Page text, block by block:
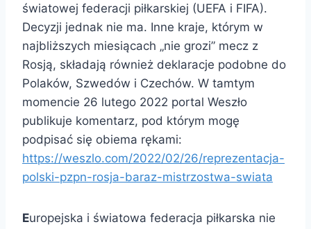
światowej federacji piłkarskiej (UEFA i FIFA).
Decyzji jednak nie ma. Inne kraje, którym w
najbliższych miesiącach „nie grozi” mecz z
Rosją, składają również deklaracje podobne do
Polaków, Szwedów i Czechów. W tamtym
momencie 26 lutego 2022 portal Weszło
publikuje komentarz, pod którym mogę
podpisać się obiema rękami:
https://weszlo.com/2022/02/26/reprezentacja-
polski-pzpn-rosja-baraz-mistrzostwa-swiata
Europejska i światowa federacja piłkarska nie